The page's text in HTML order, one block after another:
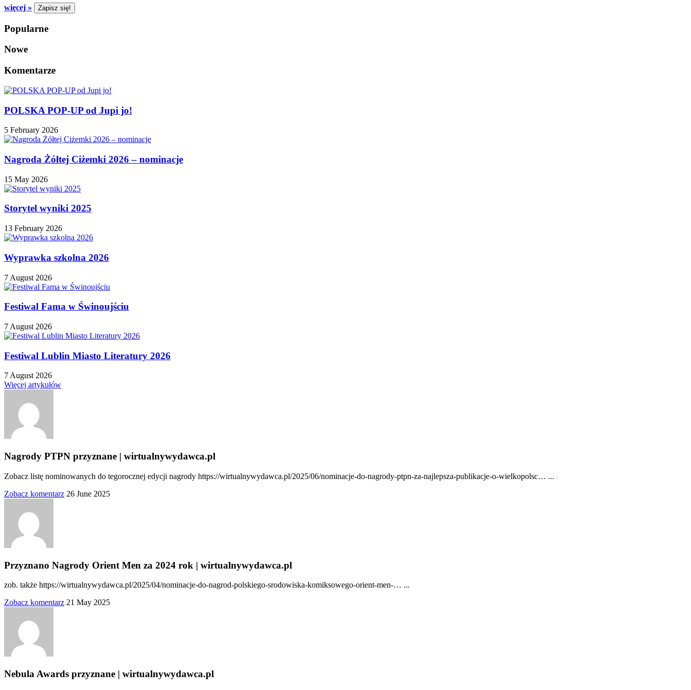
więcej »
Popularne
Nowe
Komentarze
POLSKA POP-UP od Jupi jo!
5 February 2026
Nagroda Żółtej Ciżemki 2026 – nominacje
15 May 2026
Storytel wyniki 2025
13 February 2026
Wyprawka szkolna 2026
7 August 2026
Festiwal Fama w Świnoujściu
7 August 2026
Festiwal Lublin Miasto Literatury 2026
7 August 2026
Więcej artykułów
Nagrody PTPN przyznane | wirtualnywydawca.pl
Zobacz listę nominowanych do tegorocznej edycji nagrody https://wirtualnywydawca.pl/2025/06/nominacje-do-nagrody-ptpn-za-najlepsza-publikacje-o-wielkopolsc… ...
Zobacz komentarz 26 June 2025
Przyznano Nagrody Orient Men za 2024 rok | wirtualnywydawca.pl
zob. także https://wirtualnywydawca.pl/2025/04/nominacje-do-nagrod-polskiego-srodowiska-komiksowego-orient-men-… ...
Zobacz komentarz 21 May 2025
Nebula Awards przyznane | wirtualnywydawca.pl